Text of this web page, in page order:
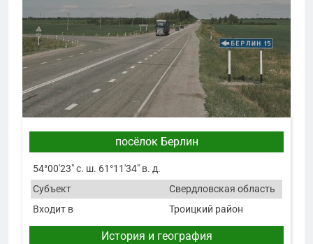
посёлок Берлин
54°00′23″ с. ш. 61°11′34″ в. д.
Субъект
Свердловская область
Входит в
Троицкий район
История и география